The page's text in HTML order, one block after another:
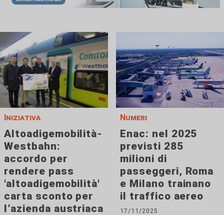
Iniziativa
Altoadigemobilità-
Westbahn:
accordo per
rendere pass
'altoadigemobilità'
carta sconto per
l’azienda austriaca
Numeri
Enac: nel 2025
previsti 285
milioni di
passeggeri, Roma
e Milano trainano
il traffico aereo
17/11/2025